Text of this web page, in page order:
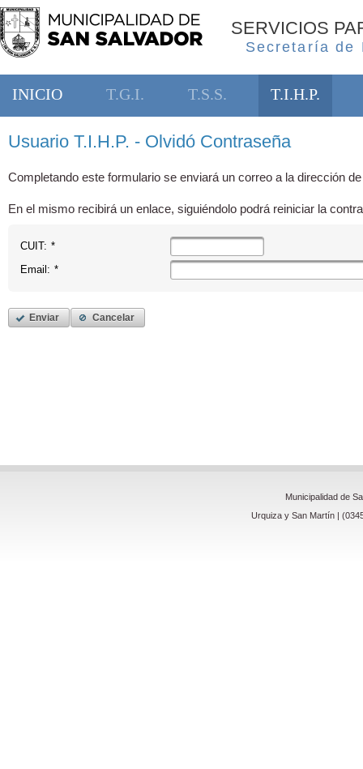
SERVICIOS
Secretaría de
INICIO T.G.I. T.S.S. T.I.H.P.
Usuario T.I.H.P. - Olvidó Contraseña
Completando este formulario se enviará un correo a la dirección
En el mismo recibirá un enlace, siguiéndolo podrá reiniciar la
CUIT: *
Email: *
Enviar Cancelar
Municipalidad de
Urquiza y San Martín |